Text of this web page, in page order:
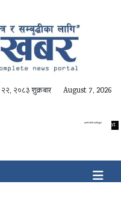
२२, २०८३ शुक्रबार August 7, 2026